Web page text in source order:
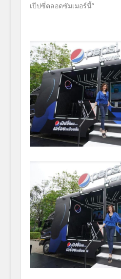
เป๊ปซี่ตลอดซัมเมอร์นี้”